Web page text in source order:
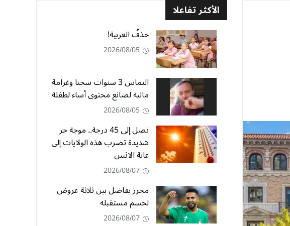
الأكثر تفاعلا
حذفُ العربية!
2026/08/05
التماس 3 سنوات سجنا وغرامة
مالية لصانع محتوى أساء لطفلة
2026/08/05
تصل إلى 45 درجة.. موجة حر
شديدة تضرب هذه الولايات إلى
غاية الاثنين
2026/08/07
محرز يفاضل بين ثلاثة عروض
لحسم مستقبله
2026/08/07